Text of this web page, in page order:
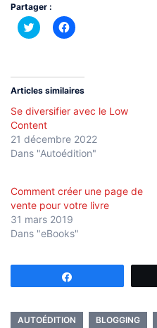
Partager :
Cliquez
pour
une
nouvelle
fenêtre)
Cliquez
pour
une
nouvelle
fenêtre)
Articles similaires
Se diversifier avec le Low
Content
21 décembre 2022
Dans "Autoédition"
Comment créer une page de
vente pour votre livre
31 mars 2019
Dans "eBooks"
AUTOÉDITION BLOGGING